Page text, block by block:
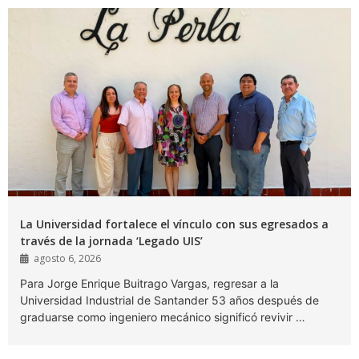
La Universidad fortalece el vínculo con sus egresados a
través de la jornada ‘Legado UIS’
agosto 6, 2026
Para Jorge Enrique Buitrago Vargas, regresar a la
Universidad Industrial de Santander 53 años después de
graduarse como ingeniero mecánico significó revivir …